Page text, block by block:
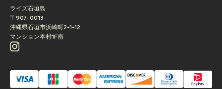
ライズ石垣島
〒907-0013
沖縄県石垣市浜崎町2-1-12
マンション本村1F南